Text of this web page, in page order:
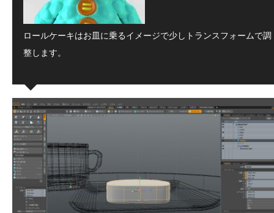
ロールケーキはお皿に乗るイメージで少しトランスフォームで調
整します。